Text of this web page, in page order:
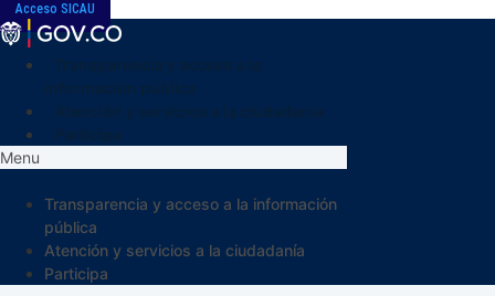
Acceso SICAU
Menu
Transparencia y acceso a la información
pública
Atención y servicios a la ciudadanía
Participa